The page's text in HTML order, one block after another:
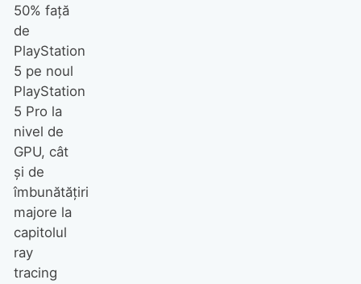
50% față
de
PlayStation
5 pe noul
PlayStation
5 Pro la
nivel de
GPU, cât
și de
îmbunătățiri
majore la
capitolul
ray
tracing